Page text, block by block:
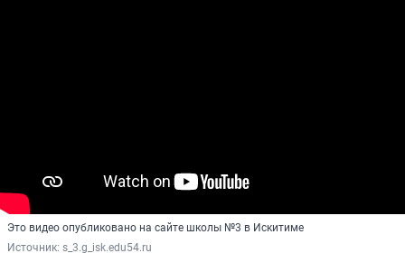
Это видео опубликовано на сайте школы №3 в Искитиме
Источник: s_3.g_isk.edu54.ru